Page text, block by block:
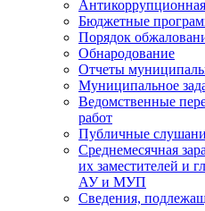
Антикоррупционная
Бюджетные
Порядок
Обнародование
Отчеты
Муниципальное
Ведомственные
работ
Публичные
Среднемесячная
их заместителей и
АУ и МУП
Сведения,